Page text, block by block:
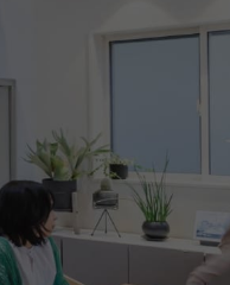
お客様の声
お知らせ・イベント
会社概要・アクセス